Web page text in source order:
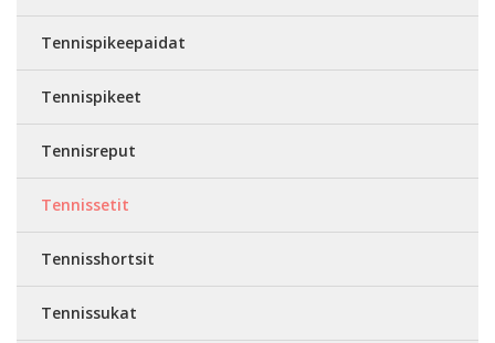
Tennispikeepaidat
Tennispikeet
Tennisreput
Tennissetit
Tennisshortsit
Tennissukat